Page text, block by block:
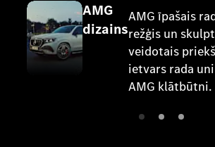
AMG
dizains
AMG īpašais
režģis un
veidotais
ietvars rada
AMG klātbūtni.